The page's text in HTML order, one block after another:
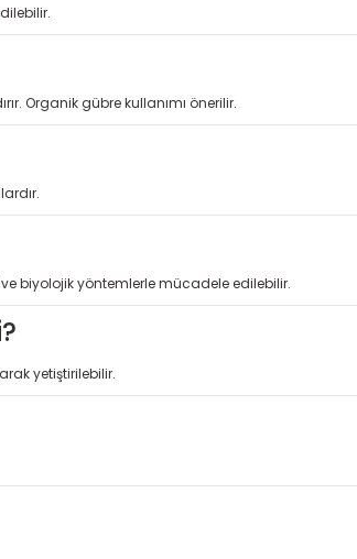
Organik gübre kullanımı önerilir.
biyolojik yöntemlerle mücadele edilebilir.
yetiştirilebilir.